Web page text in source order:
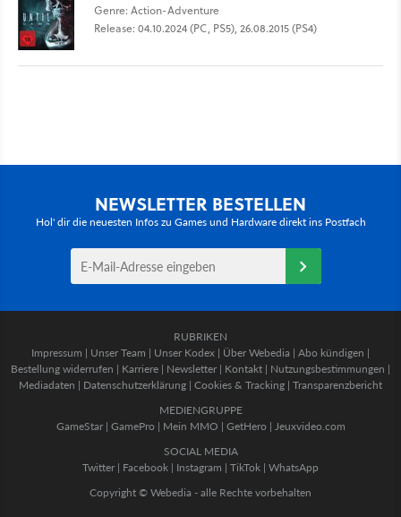
Genre: Action-Adventure
Release: 04.10.2024 (PC, PS5), 26.08.2015 (PS4)
NEWSLETTER BESTELLEN
Hol' dir die neuesten Infos zu Games und Hardware direkt ins Postfach
RUBRIKEN
Impressum | Unser Team | Unser Kodex | Über Webedia | Abo kündigen |
Bestellung widerrufen | Karriere | Newsletter | Kontakt | Nutzungsbestimmungen |
Mediadaten | Datenschutzerklärung | Cookies & Tracking | Transparenzbericht
MEDIENGRUPPE
GameStar| GamePro | Mein MMO | GetHero | Jeuxvideo.com
SOCIAL MEDIA
Twitter | Facebook | Instagram | TikTok | WhatsApp
Copyright © Webedia - alle Rechte vorbehalten